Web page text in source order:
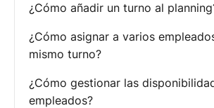
¿Cómo añadir un turno al
¿Cómo asignar a varios
mismo turno?
¿Cómo gestionar las
empleados?